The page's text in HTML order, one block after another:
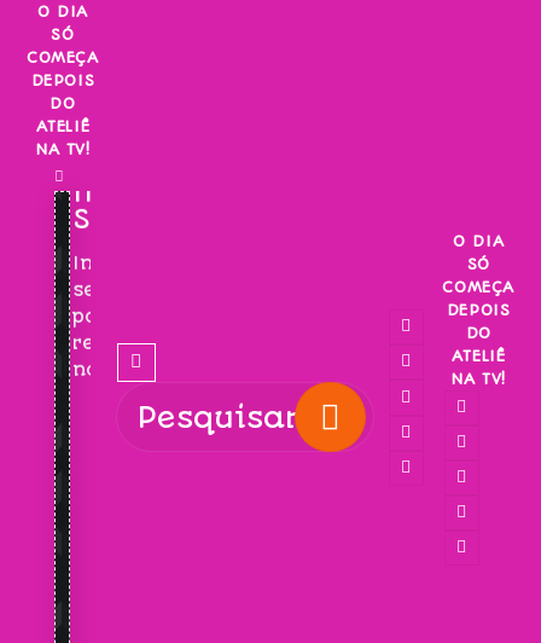
Skip
content
O DIA
SÓ
COMEÇA
DEPOIS
DO
ATELIÊ
NA TV!
INSCREVA-
SE!
Inscreva-
se
para
receber
novidades!
O DIA
SÓ
COMEÇA
DEPOIS
DO
ATELIÊ
NA TV!